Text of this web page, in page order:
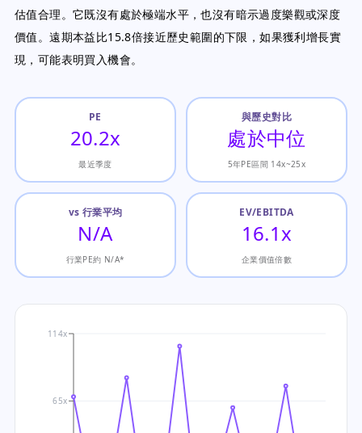
估值合理。它既沒有處於極端水平，也沒有暗示過度樂觀或深度
價值。遠期本益比15.8倍接近歷史範圍的下限，如果獲利增長實
現，可能表明買入機會。
PE
20.2x
最近季度
與歷史對比
處於中位
5年PE區間 14x~25x
vs 行業平均
N/A
行業PE約 N/A*
EV/EBITDA
16.1x
企業價值倍數
65x
114x